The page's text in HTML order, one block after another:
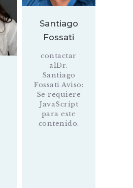
Santiago
Fossati
contactar
alDr.
Santiago
Fossati Aviso:
Se requiere
JavaScript
para este
contenido.